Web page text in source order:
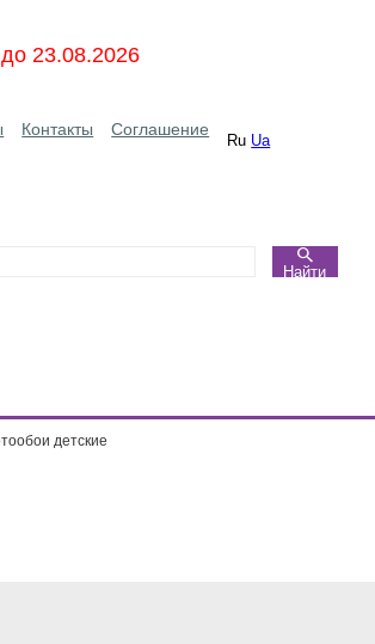
23.08.2026
Контакты Соглашение
Ru Ua
Найти
детские